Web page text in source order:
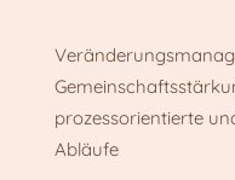
prozessorientierte
Abläufe